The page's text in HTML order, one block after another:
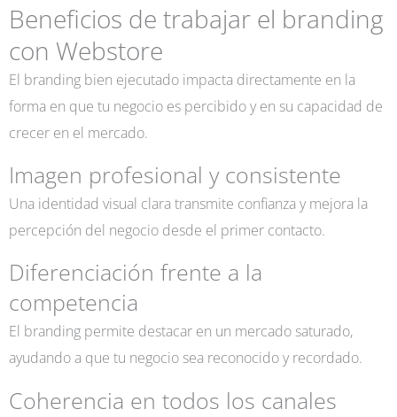
Beneficios de trabajar el branding
con Webstore
El branding bien ejecutado impacta directamente en la
forma en que tu negocio es percibido y en su capacidad de
crecer en el mercado.
Imagen profesional y consistente
Una identidad visual clara transmite confianza y mejora la
percepción del negocio desde el primer contacto.
Diferenciación frente a la
competencia
El branding permite destacar en un mercado saturado,
ayudando a que tu negocio sea reconocido y recordado.
Coherencia en todos los canales